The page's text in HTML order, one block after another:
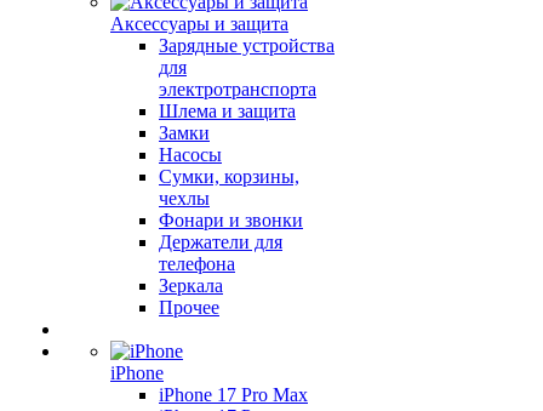
Аксессуары и защита
Зарядные устройства
для
электротранспорта
Шлема и защита
Замки
Насосы
Сумки, корзины,
чехлы
Фонари и звонки
Держатели для
телефона
Зеркала
Прочее
iPhone
iPhone 17 Pro Max